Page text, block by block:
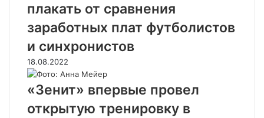
плакать от сравнения
заработных плат футболистов
и синхронистов
18.08.2022
«Зенит» впервые провел
открытую тренировку в